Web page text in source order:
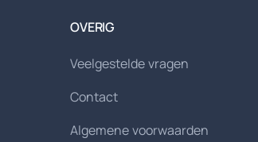
OVERIG
Veelgestelde vragen
Contact
Algemene voorwaarden